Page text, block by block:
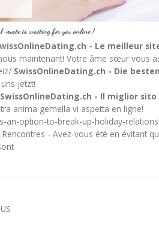
- Le meilleur
maintenant! Votre âme sœur vous
SwissOnlineDating.ch - Die
jetzt!
SwissOnlineDating.ch - Il miglior
anima gemella vi aspetta en ligne!
an-option-to-break-up-holiday-
Rencontres - Avez-vous été en évitant